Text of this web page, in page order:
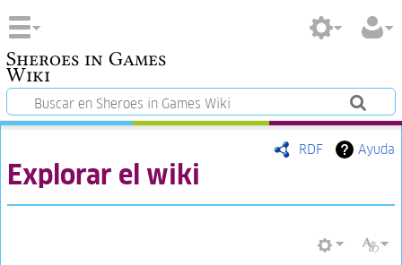
Sheroes in Games
Wiki
RDF Ayuda
Explorar el wiki